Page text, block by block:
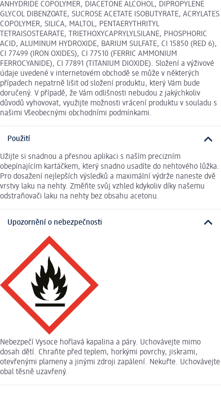
ANHYDRIDE COPOLYMER, DIACETONE ALCOHOL, DIPROPYLENE
GLYCOL DIBENZOATE, SUCROSE ACETATE ISOBUTYRATE, ACRYLATES
COPOLYMER, SILICA, MALTOL, PENTAERYTHRITYL
TETRAISOSTEARATE, TRIETHOXYCAPRYLYLSILANE, PHOSPHORIC
ACID, ALUMINUM HYDROXIDE, BARIUM SULFATE, CI 15850 (RED 6),
CI 77499 (IRON OXIDES), CI 77510 (FERRIC AMMONIUM
FERROCYANIDE), CI 77891 (TITANIUM DIOXIDE). Složení a výživové
údaje uvedené v internetovém obchodě se může v některých
případech nepatrně lišit od složení produktu, který Vám bude
doručený. V případě, že Vám odlišnosti nebudou z jakýchkoliv
důvodů vyhovovat, využijte možnosti vrácení produktu v souladu s
našimi Všeobecnými obchodními podmínkami.
Použití
Užijte si snadnou a přesnou aplikaci s naším precizním
obepínajícím kartáčkem, který snadno usadíte do nehtového lůžka.
Pro dosažení nejlepších výsledků a maximální výdrže naneste dvě
vrstvy laku na nehty. Změňte svůj vzhled kdykoliv díky našemu
odstraňovači laku na nehty bez obsahu acetonu.
Upozornění o nebezpečnosti
Nebezpečí Vysoce hořlavá kapalina a páry. Uchovávejte mimo
dosah dětí. Chraňte před teplem, horkými povrchy, jiskrami,
otevřenými plameny a jinými zdroji zapálení. Nekuřte. Uchovávejte
obal těsně uzavřený.